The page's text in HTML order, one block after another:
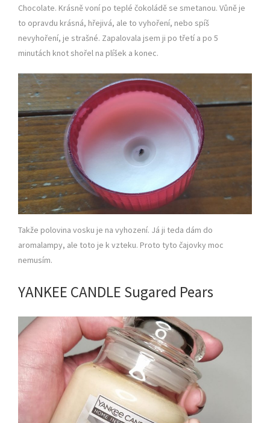
Chocolate. Krásně voní po teplé čokoládě se smetanou. Vůně je
to opravdu krásná, hřejivá, ale to vyhoření, nebo spíš
nevyhoření, je strašné. Zapalovala jsem ji po třetí a po 5
minutách knot shořel na plíšek a konec.
Takže polovina vosku je na vyhození. Já ji teda dám do
aromalampy, ale toto je k vzteku. Proto tyto čajovky moc
nemusím.
YANKEE CANDLE Sugared Pears